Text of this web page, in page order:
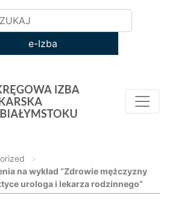
e-Izba
>
na wykład “Zdrowie mężczyzny
urologa i lekarza rodzinnego”